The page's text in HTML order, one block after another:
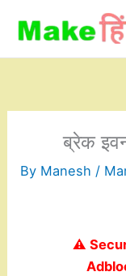
content
ब्रेक
By Manesh /
⚠️